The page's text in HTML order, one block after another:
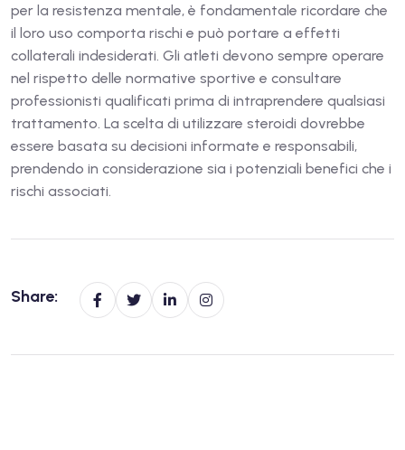
per la resistenza mentale, è fondamentale ricordare che
il loro uso comporta rischi e può portare a effetti
collaterali indesiderati. Gli atleti devono sempre operare
nel rispetto delle normative sportive e consultare
professionisti qualificati prima di intraprendere qualsiasi
trattamento. La scelta di utilizzare steroidi dovrebbe
essere basata su decisioni informate e responsabili,
prendendo in considerazione sia i potenziali benefici che i
rischi associati.
Share: